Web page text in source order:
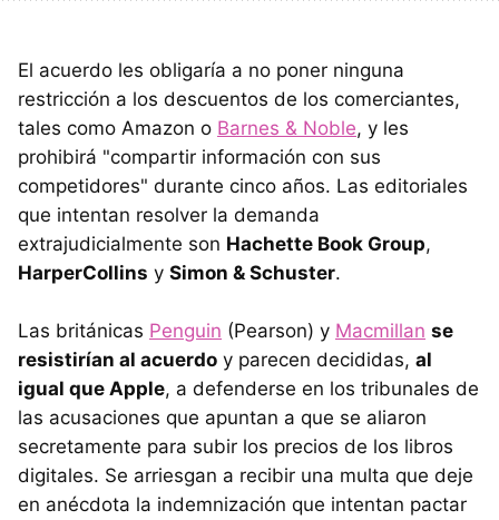
El acuerdo les obligaría a no poner ninguna
restricción a los descuentos de los comerciantes,
tales como Amazon o Barnes & Noble, y les
prohibirá "compartir información con sus
competidores" durante cinco años. Las editoriales
que intentan resolver la demanda
extrajudicialmente son Hachette Book Group,
HarperCollins y Simon & Schuster.
Las británicas Penguin (Pearson) y Macmillan se
resistirían al acuerdo y parecen decididas, al
igual que Apple, a defenderse en los tribunales de
las acusaciones que apuntan a que se aliaron
secretamente para subir los precios de los libros
digitales. Se arriesgan a recibir una multa que deje
en anécdota la indemnización que intentan pactar